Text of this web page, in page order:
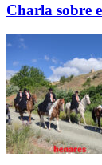
Charla sobre